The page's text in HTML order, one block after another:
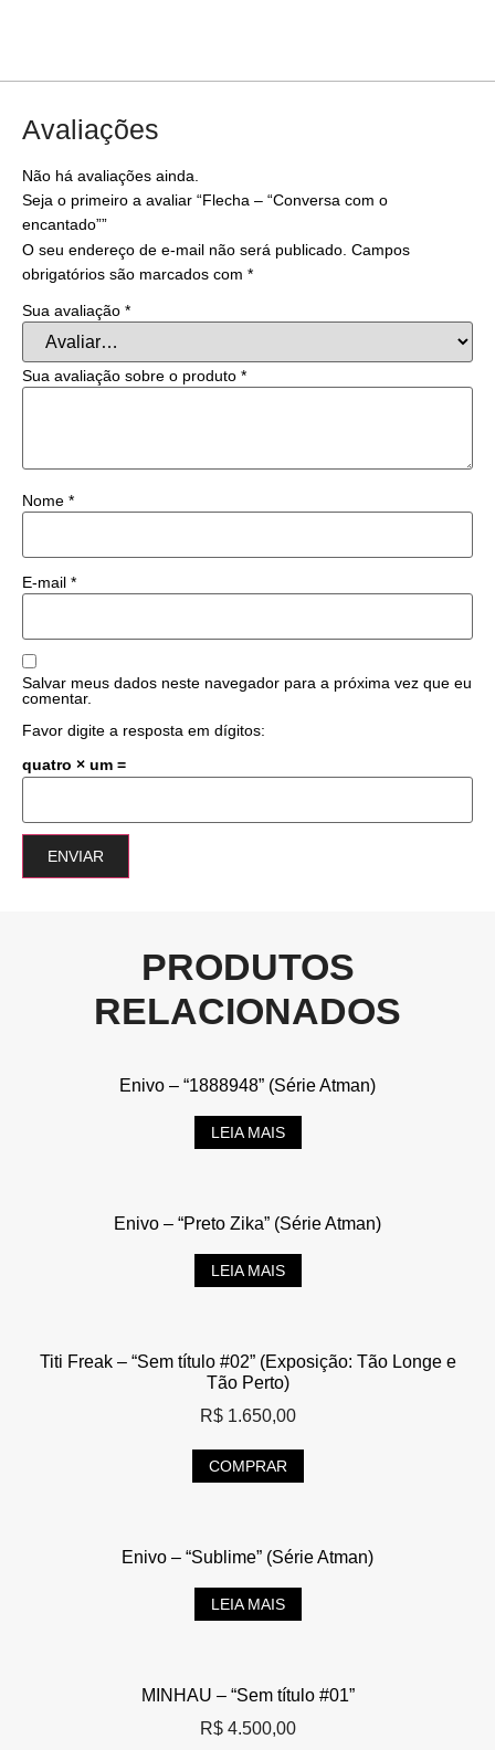
Avaliações
Não há avaliações ainda.
Seja o primeiro a avaliar “Flecha – “Conversa com o
encantado””
O seu endereço de e-mail não será publicado. Campos
obrigatórios são marcados com *
Sua avaliação *
Sua avaliação sobre o produto *
Nome *
E-mail *
Salvar meus dados neste navegador para a próxima vez que eu
comentar.
Favor digite a resposta em dígitos:
quatro × um =
PRODUTOS
RELACIONADOS
Enivo – “1888948” (Série Atman)
LEIA MAIS
Enivo – “Preto Zika” (Série Atman)
LEIA MAIS
Titi Freak – “Sem título #02” (Exposição: Tão Longe e
Tão Perto)
R$1.650,00
COMPRAR
Enivo – “Sublime” (Série Atman)
LEIA MAIS
MINHAU – “Sem título #01”
R$4.500,00